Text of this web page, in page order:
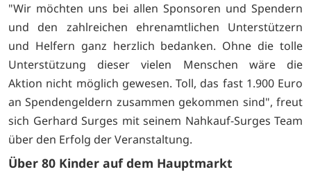
"Wir möchten uns bei allen Sponsoren und Spendern
und den zahlreichen ehrenamtlichen Unterstützern
und Helfern ganz herzlich bedanken. Ohne die tolle
Unterstützung dieser vielen Menschen wäre die
Aktion nicht möglich gewesen. Toll, das fast 1.900 Euro
an Spendengeldern zusammen gekommen sind", freut
sich Gerhard Surges mit seinem Nahkauf-Surges Team
über den Erfolg der Veranstaltung.
Über 80 Kinder auf dem Hauptmarkt